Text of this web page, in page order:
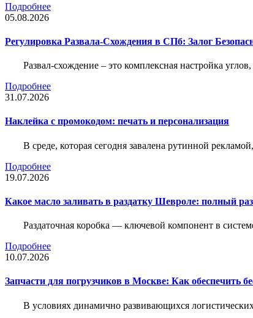
Подробнее
05.08.2026
Регулировка Развала-Схождения в СПб: Залог
Развал-схождение – это комплексная настройка
Подробнее
31.07.2026
Наклейка c промокодом: печать и персонализация
В среде, которая сегодня завалена рутинной
Подробнее
19.07.2026
Какое масло заливать в раздатку Шевроле: полный
Раздаточная коробка — ключевой компонент в
Подробнее
10.07.2026
Запчасти для погрузчиков в Москве: Как обеспечить
В условиях динамично развивающихся